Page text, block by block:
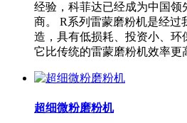
经验，科菲达已经成为中国领
商。 R系列雷蒙磨粉机是经过
造，具有低损耗、投资小、环
它比传统的雷蒙磨粉机效率更
超细微粉磨粉机